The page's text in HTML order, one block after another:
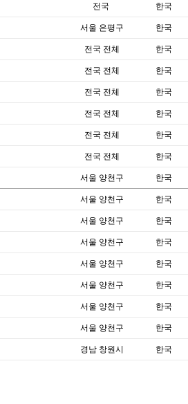
전국 한국
서울 은평구 한국
전국 전체 한국
전국 전체 한국
전국 전체 한국
전국 전체 한국
전국 전체 한국
전국 전체 한국
서울 양천구 한국
서울 양천구 한국
서울 양천구 한국
서울 양천구 한국
서울 양천구 한국
서울 양천구 한국
서울 양천구 한국
서울 양천구 한국
경남 창원시 한국